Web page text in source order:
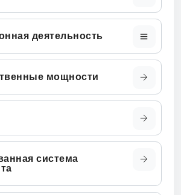
деятельность
мощности
система